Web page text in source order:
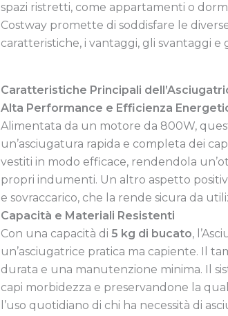
spazi ristretti, come appartamenti o
Costway promette di soddisfare le
caratteristiche, i vantaggi, gli svantaggi
Caratteristiche Principali
Alta Performance e Efficienza
Alimentata da un motore da 800W,
un’asciugatura rapida e completa dei
vestiti in modo efficace, rendendola
propri indumenti. Un altro aspetto
e sovraccarico, che la rende sicura da
Capacità e Materiali Resistenti
Con una capacità di 5 kg di bucato,
un’asciugatrice pratica ma capiente. Il
durata e una manutenzione minima. Il
capi morbidezza e preservandone la
l’uso quotidiano di chi ha necessità di